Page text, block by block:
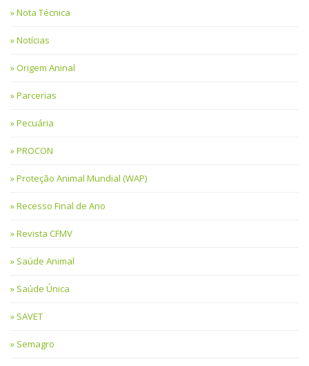
Nota Técnica
Notícias
Origem Aninal
Parcerias
Pecuária
PROCON
Proteção Animal Mundial (WAP)
Recesso Final de Ano
Revista CFMV
Saúde Animal
Saúde Única
SAVET
Semagro